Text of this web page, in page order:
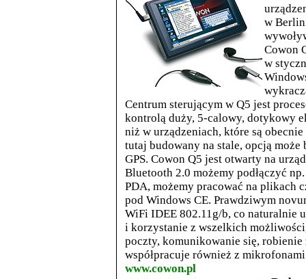
w
Cowon
w
Centrum sterującym w Q5 jest
kontrolą duży, 5-calowy, dotykowy
niż w urządzeniach, które są
tutaj budowany na stale, opcją może
GPS. Cowon Q5 jest otwarty na
Bluetooth 2.0 możemy podłączyć
PDA, możemy pracować na plikach
pod Windows CE. Prawdziwym
WiFi IDEE 802.11g/b, co naturalnie
i korzystanie z wszelkich
poczty, komunikowanie się,
współpracuje również z
www.cowon.pl